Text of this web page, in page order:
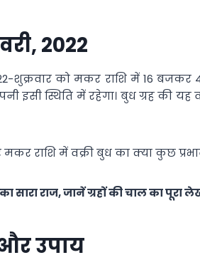
2022
शुक्रवार को मकर राशि में 16 बजकर
स्थिति में रहेगा। बुध ग्रह की यह
राशि में वक्री बुध का क्या कुछ
सारा राज, जानें ग्रहों की चाल का पूरा
उपाय